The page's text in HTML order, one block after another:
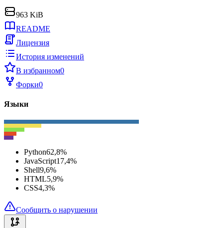
963 KiB
README
Лицензия
История изменений
В избранном0
Форки0
Языки
Python62,8%
JavaScript17,4%
Shell9,6%
HTML5,9%
CSS4,3%
Сообщить о нарушении